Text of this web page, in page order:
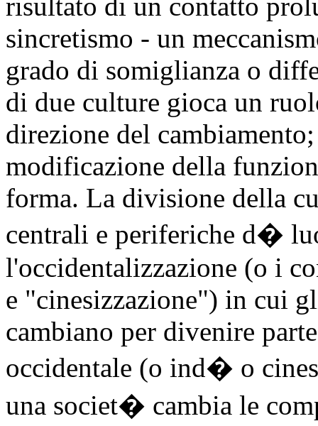
sincretismo - un
grado di somiglianza o
di due culture gioca un
direzione del
modificazione della
forma. La divisione della
centrali e periferiche d�
l'occidentalizzazione (o i
e "cinesizzazione") in cui
cambiano per divenire
occidentale (o ind� o
una societ� cambia le